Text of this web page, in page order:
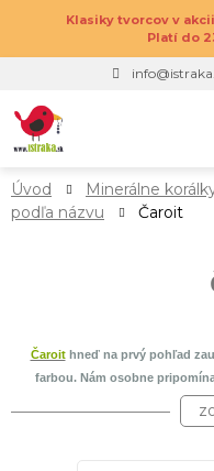
Klasiky tvorcov v
Platí do
Úvod Minerálne
podľa názvu
Čaroit
Čaroithneď na prvý pohľad
farbou. Nám osobne
zlatistej a hnedej farby, a vyliali
na jednom mieste na svete,